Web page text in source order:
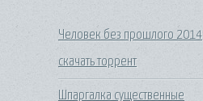
Человек без прошлого 2014
скачать торрент
Шпаргалка существенные